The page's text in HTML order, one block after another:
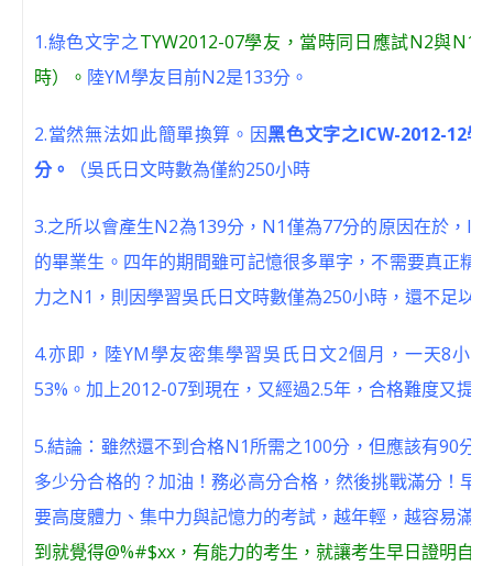
1.綠色文字之TYW2012-07學友，當時同日應試N2與N1
時）。 陸YM學友目前N2是133分。
2.當然無法如此簡單換算。因黑色文字之ICW-2012-12
分。
（吳氏日文時數為僅約250小時
3.之所以會產生N2為139分，N1僅為77分的原因在於，
的畢業生。四年的期間雖可記憶很多單字，不需要真正
力之N1，則因學習吳氏日文時數僅為250小時，還不足以
4.亦即，陸YM學友密集學習吳氏日文2個月，一天8小
53%。加上2012-07到現在，又經過2.5年，合格難度又提
5.結論：雖然還不到合格N1所需之100分，但應該有90分
多少分合格的？加油！務必高分合格，然後挑戰滿分！
要高度體力、集中力與記憶力的考試，越年輕，越容易滿
到就覺得@%#$xx，有能力的考生，就讓考生早日證明自